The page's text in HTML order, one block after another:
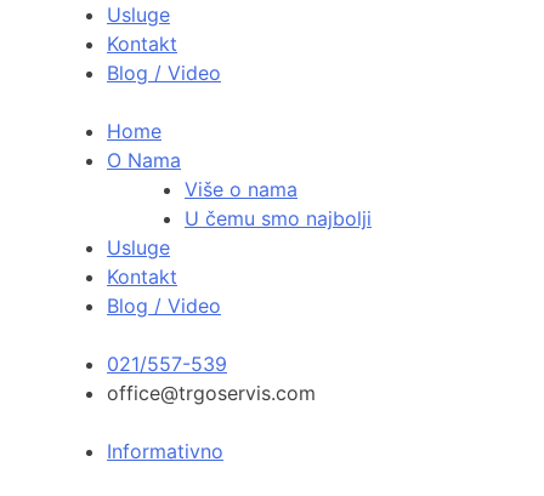
Usluge
Kontakt
Blog / Video
Home
O Nama
Više o nama
U čemu smo najbolji
Usluge
Kontakt
Blog / Video
021/557-539
office@trgoservis.com
Informativno